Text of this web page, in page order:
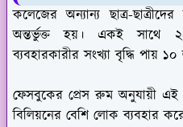
কলেজের অন্যান্য ছাত্র-
অন্তর্ভুক্ত হয়। একই সাথে
ব্যবহারকারীর সংখ্যা বৃদ্ধি পায়
ফেসবুকের প্রেস রুম অনুযায়ী এই
বিলিয়নের বেশি লোক ব্যবহার